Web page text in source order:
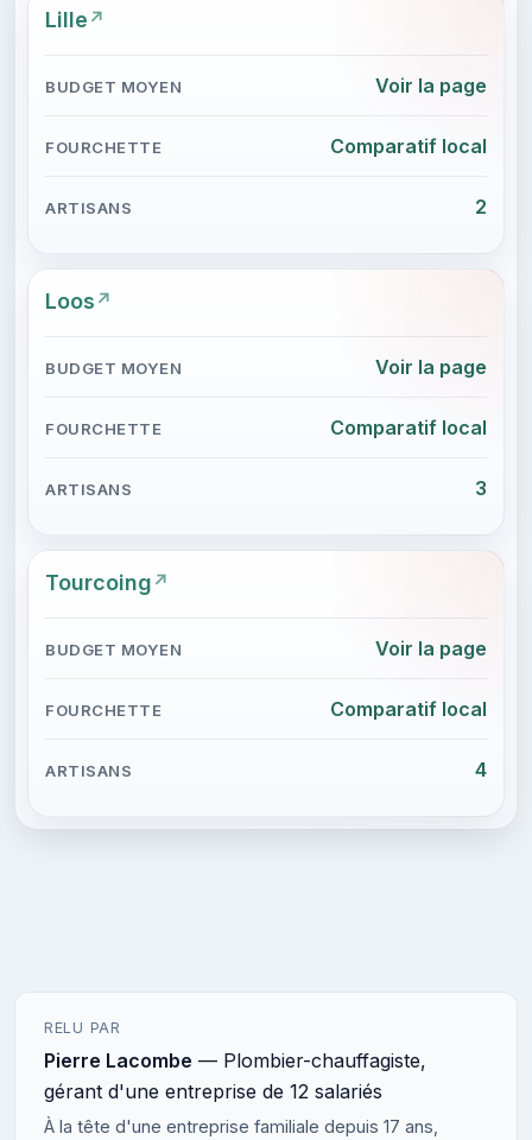
Lille
Voir la page
Comparatif local
2
Loos
Voir la page
Comparatif local
3
Tourcoing
Voir la page
Comparatif local
4
RELU PAR
Pierre Lacombe — Plombier-chauffagiste,
gérant d'une entreprise de 12 salariés
À la tête d'une entreprise familiale depuis 17 ans,